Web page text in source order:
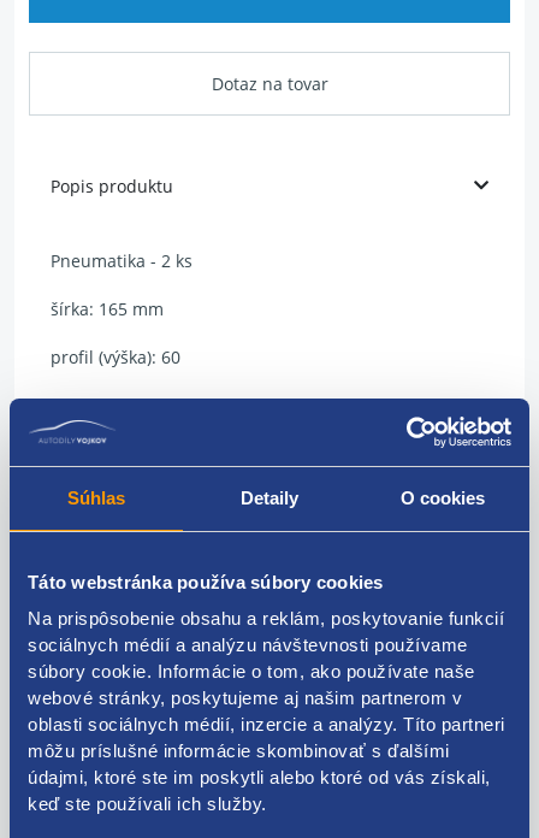
Súhlas Detaily O cookies
Táto webstránka používa súbory cookies
Na prispôsobenie obsahu a reklám, poskytovanie funkcií
sociálnych médií a analýzu návštevnosti používame
súbory cookie. Informácie o tom, ako používate naše
webové stránky, poskytujeme aj našim partnerom v
oblasti sociálnych médií, inzercie a analýzy. Títo partneri
môžu príslušné informácie skombinovať s ďalšími
údajmi, ktoré ste im poskytli alebo ktoré od vás získali,
keď ste používali ich služby.
Dotaz na tovar
Popis produktu
Pneumatika - 2 ks
šírka: 165 mm
profil (výška): 60
priemer: 14 palcov
index nosnosti: 79
model: Snowdragon HP
výrobca: IMPERIAL
DOT: rok 2021
hĺbka dezénu: 6 mm